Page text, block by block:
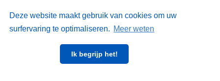
Deze website maakt gebruik van cookies om uw
surfervaring te optimaliseren. Meer weten
Ik begrijp het!